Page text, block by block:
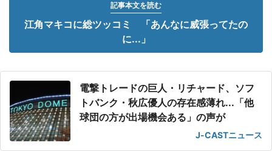
記事本文を読む
江角マキコに総ツッコミ 「あんなに威張ってたの
に...」
電撃トレードの巨人・リチャード、ソフ
トバンク・秋広優人の存在感薄れ...「他
球団の方が出場機会ある」の声が
J-CASTニュース